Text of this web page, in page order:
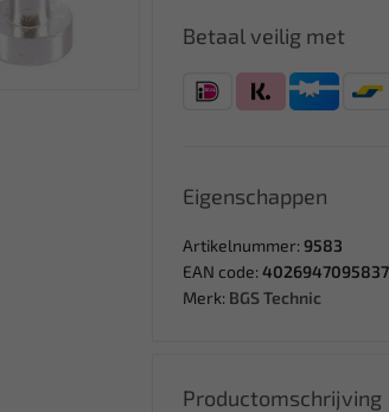
Betaal veilig met
Eigenschappen
Artikelnummer: 9583
EAN code: 4026947095837
Merk: BGS Technic
Productomschrijving